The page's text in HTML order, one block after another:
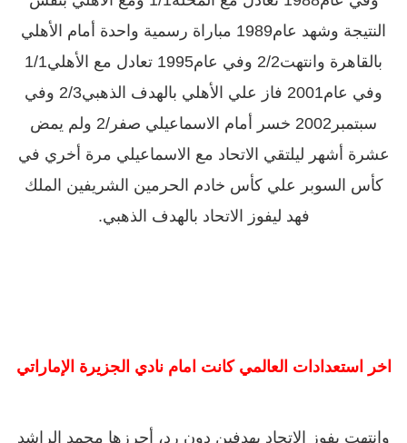
النتيجة وشهد عام‏1989‏ مباراة رسمية واحدة أمام الأهلي
وفي عام‏2001‏ فاز علي الأهلي بالهدف الذهبي‏2/3‏ وفي
سبتمبر‏2002‏ خسر أمام الاسماعيلي صفر‏/2‏ ولم يمض
عشرة أشهر ليلتقي الاتحاد مع الاسماعيلي مرة أخري في
كأس السوبر علي كأس خادم الحرمين الشريفين الملك
فهد ليفوز الاتحاد بالهدف الذهبي‏.‏
اخر استعدادات العالمي كانت امام نادي الجزيرة الإماراتي
وانتهت بفوز الاتحاد بهدفين دون رد، أحرزها محمد الراشد